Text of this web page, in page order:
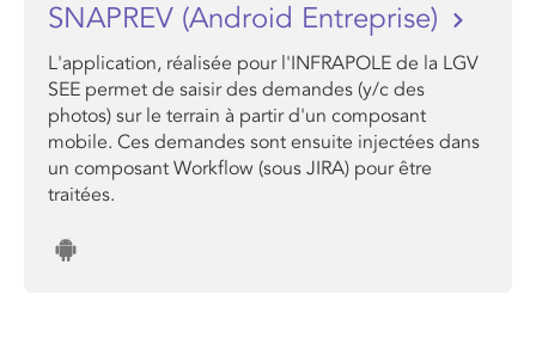
SNAPREV (Android Entreprise)
L'application, réalisée pour l'INFRAPOLE de la LGV
SEE permet de saisir des demandes (y/c des
photos) sur le terrain à partir d'un composant
mobile. Ces demandes sont ensuite injectées dans
un composant Workflow (sous JIRA) pour être
traitées.